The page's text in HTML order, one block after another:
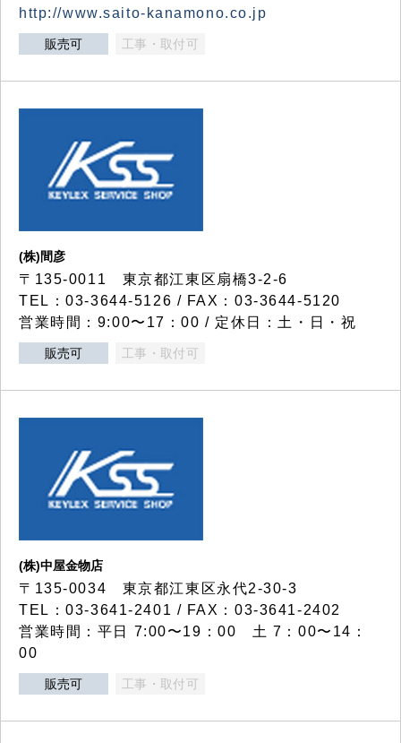
http://www.saito-kanamono.co.jp
販売可 工事・取付可
(株)間彦
〒135-0011 東京都江東区扇橋3-2-6
TEL：03-3644-5126 / FAX：03-3644-5120
営業時間：9:00〜17：00 / 定休日：土・日・祝
販売可 工事・取付可
(株)中屋金物店
〒135-0034 東京都江東区永代2-30-3
TEL：03-3641-2401 / FAX：03-3641-2402
営業時間：平日 7:00〜19：00 土 7：00〜14：
00
販売可 工事・取付可